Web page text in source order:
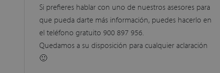
Si prefieres hablar con uno de nuestros asesores para
que pueda darte más información, puedes hacerlo en
el teléfono gratuito 900 897 956.
Quedamos a su disposición para cualquier aclaración
🙂